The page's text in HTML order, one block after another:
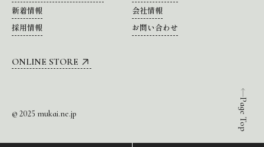
Page Top
新着情報
会社情報
採用情報
お問い合わせ
ONLINE STORE
© 2025 mukai.ne.jp